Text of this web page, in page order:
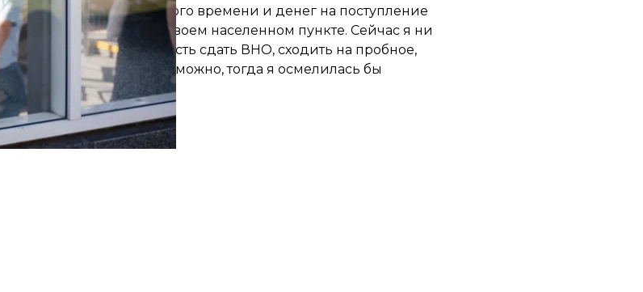
бы потратить много времени и денег на поступление
сдавать экзамены в своем населенном пункте. Сейчас я ни
тогда имела возможность сдать ВНО, сходить на пробное,
оценить свои силы, возможно, тогда я осмелилась бы